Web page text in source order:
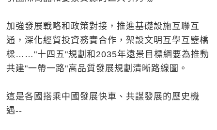
加強發展戰略和政策對接，推進基礎設施互聯互
通，深化經貿投資務實合作，架設文明互學互鑒橋
樑……"十四五"規劃和2035年遠景目標綱要為推動
共建"一帶一路"高品質發展規劃清晰路線圖。
這是各國搭乘中國發展快車、共謀發展的歷史機
遇--